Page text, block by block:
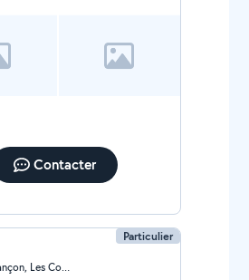
Contacter
Particulier
Dole (Faubourg de Besançon, Les Commards)